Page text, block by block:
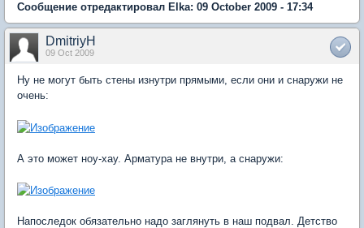
Сообщение отредактировал Elka: 09 October 2009 - 17:34
DmitriyH
09 Oct 2009
Ну не могут быть стены изнутри прямыми, если они и снаружи не
очень:
А это может ноу-хау. Арматура не внутри, а снаружи:
Напоследок обязательно надо заглянуть в наш подвал. Детство